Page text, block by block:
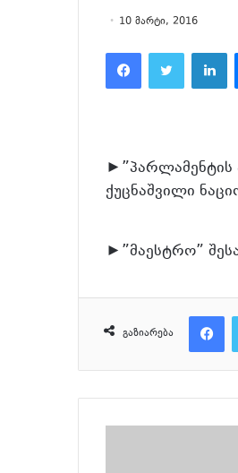
10 მარტი, 2016
►”პარლამენტის
ქუცნაშვილი
►”მაესტრო”
გაზიარება